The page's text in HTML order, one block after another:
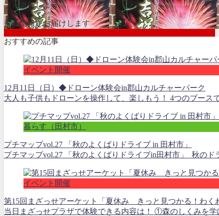
フォローしよう
最新情報をお届けします
おすすめの記事
イベント開催
12月11日（日）◆ドローン体験会in郡山カルチャーパーク
大人も子供もドローンを操作して、楽しもう！ 4つのブー
暮らす（田村市）
プチマップvol.27 「秋のよくばりドライブ in 田村市」
プチマップvol.27 「秋のよくばりドライブin田村市」 秋の
イベント開催
第15回まざっせアーケット「夏休み きっと見つかる！わく
当日まざっせプラザで体験できる内容は！ ①森のしくみを